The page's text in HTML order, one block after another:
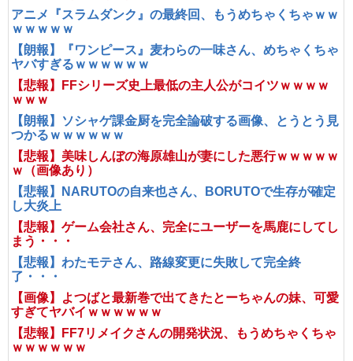
アニメ『スラムダンク』の最終回、もうめちゃくちゃｗｗ
ｗｗｗｗｗ
【朗報】『ワンピース』麦わらの一味さん、めちゃくちゃ
ヤバすぎるｗｗｗｗｗｗ
【悲報】FFシリーズ史上最低の主人公がコイツｗｗｗｗ
ｗｗｗ
【朗報】ソシャゲ課金厨を完全論破する画像、とうとう見
つかるｗｗｗｗｗｗ
【悲報】美味しんぼの海原雄山が妻にした悪行ｗｗｗｗｗ
ｗ（画像あり）
【悲報】NARUTOの自来也さん、BORUTOで生存が確定
し大炎上
【悲報】ゲーム会社さん、完全にユーザーを馬鹿にしてし
まう・・・
【悲報】わたモテさん、路線変更に失敗して完全終
了・・・
【画像】よつばと最新巻で出てきたとーちゃんの妹、可愛
すぎてヤバイｗｗｗｗｗｗ
【悲報】FF7リメイクさんの開発状況、もうめちゃくちゃ
ｗｗｗｗｗｗ